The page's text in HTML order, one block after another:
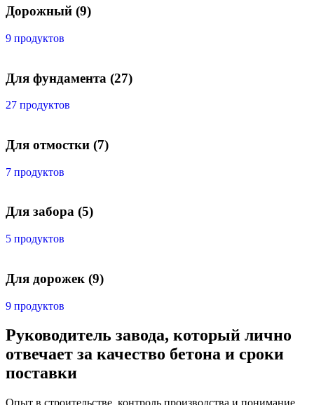
Дорожный (9)
9 продуктов
Для фундамента (27)
27 продуктов
Для отмостки (7)
7 продуктов
Для забора (5)
5 продуктов
Для дорожек (9)
9 продуктов
Руководитель завода, который лично
отвечает за качество бетона и сроки
поставки